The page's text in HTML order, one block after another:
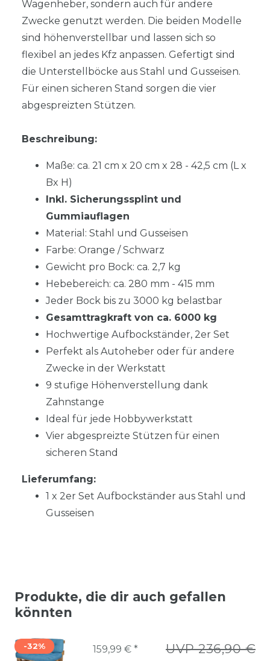
Wagenheber, sondern auch für andere
Zwecke genutzt werden. Die beiden Modelle
sind höhenverstellbar und lassen sich so
flexibel an jedes Kfz anpassen. Gefertigt sind
die Unterstellböcke aus Stahl und Gusseisen.
Für einen sicheren Stand sorgen die vier
abgespreizten Stützen.
Beschreibung:
Maße: ca. 21 cm x 20 cm x 28 - 42,5 cm (L x
Bx H)
Inkl. Sicherungssplint und
Gummiauflagen
Material: Stahl und Gusseisen
Farbe: Orange / Schwarz
Gewicht pro Bock: ca. 2,7 kg
Hebebereich: ca. 280 mm - 415 mm
Jeder Bock bis zu 3000 kg belastbar
Gesamttragkraft von ca. 6000 kg
Hochwertige Aufbockständer, 2er Set
Perfekt als Autoheber oder für andere
Zwecke in der Werkstatt
9 stufige Höhenverstellung dank
Zahnstange
Ideal für jede Hobbywerkstatt
Vier abgespreizte Stützen für einen
sicheren Stand
Lieferumfang:
1 x 2er Set Aufbockständer aus Stahl und
Gusseisen
Produkte, die dir auch gefallen
könnten
-32% UVP 236,90 €
159,99 € *